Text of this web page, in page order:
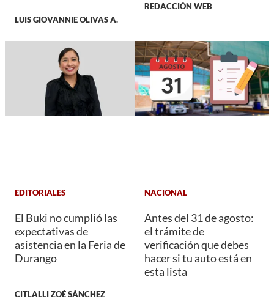
LUIS GIOVANNIE OLIVAS A.
REDACCIÓN WEB
EDITORIALES
El Buki no cumplió las
expectativas de
asistencia en la Feria de
Durango
CITLALLI ZOÉ SÁNCHEZ
NACIONAL
Antes del 31 de agosto:
el trámite de
verificación que debes
hacer si tu auto está en
esta lista